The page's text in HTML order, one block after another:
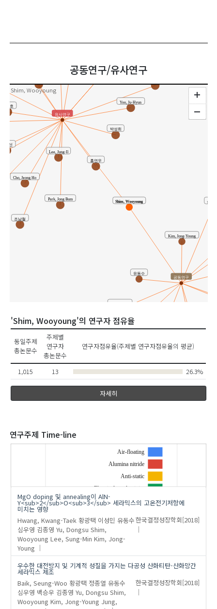
공동연구/유사연구
Shim, Wooyoung
백승우
Kim, Jong-Young
유동수
심우
Baik, Seung-Woo
Cho, Jeong Ho
Lee, Jung-Il
Park, Jong Bum
Yoo, Ju-Hyun
박성희
윤지선
이정일
조남철
조정호
홍연우
Shim, Wooyoung
공동연구
유사연구
'Shim, Wooyoung'의 연구자 점유율
동일주제
총논문수
주제별
연구자
총논문수
연구자점유율(주제별 연구자점유율의 평균)
1,015 13 26.3%
자세히
연구주제 Time-line
Air-floating
Alumina nitride
Anti-static
Electrical conductivity
Electrostatic chuck
Impedance spectroscopy
Manganeseoxide
의 발표논문(2)
MgO doping 및 annealing이 AlN-
Y<sub>2</sub>O<sub>3</sub> 세라믹스의 고온전기저항에
미치는 영향
Hwang, Kwang-Taek 황광택 이성민 유동수
심우영 김종영 Yu, Dongsu Shim,
Wooyoung Lee, Sung-Min Kim, Jong-
Young
한국결정성장학회[2018]
우수한 대전방지 및 기계적 성질을 가지는 다공성 산화티탄-산화망간
세라믹스 제조
Baik, Seung-Woo 황광택 정종열 유동수
심우영 백승우 김종영 Yu, Dongsu Shim,
Wooyoung Kim, Jong-Young Jung,
한국결정성장학회[2018]